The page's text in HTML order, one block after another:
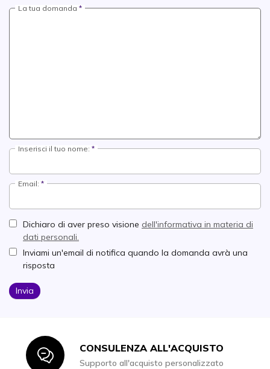
La tua domanda
Inserisci il tuo nome:
Email:
Dichiaro di aver preso visione dell'informativa in materia di
dati personali.
Inviami un'email di notifica quando la domanda avrà una
risposta
Invia
IconCONSULENZA ALL'ACQUISTO
Supporto all'acquisto personalizzato